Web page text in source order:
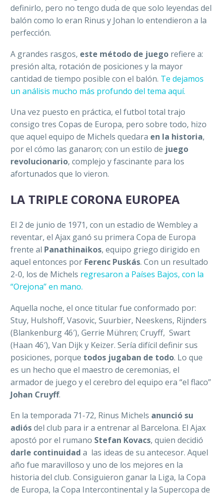
definirlo, pero no tengo duda de que solo leyendas del
balón como lo eran Rinus y Johan lo entendieron a la
perfección.
A grandes rasgos, este método de juego refiere a:
presión alta, rotación de posiciones y la mayor
cantidad de tiempo posible con el balón. Te dejamos
un análisis mucho más profundo del tema aquí.
Una vez puesto en práctica, el futbol total trajo
consigo tres Copas de Europa, pero sobre todo, hizo
que aquel equipo de Michels quedara en la historia,
por el cómo las ganaron; con un estilo de juego
revolucionario, complejo y fascinante para los
afortunados que lo vieron.
LA TRIPLE CORONA EUROPEA
El 2 de junio de 1971, con un estadio de Wembley a
reventar, el Ajax ganó su primera Copa de Europa
frente al Panathinaikos, equipo griego dirigido en
aquel entonces por Ferenc Puskás. Con un resultado
2-0, los de Michels regresaron a Países Bajos, con la
“Orejona” en mano.
Aquella noche, el once titular fue conformado por:
Stuy, Hulshoff, Vasovic, Suurbier, Neeskens, Rijnders
(Blankenburg 46′), Gerrie Mühren; Cruyff, Swart
(Haan 46′), Van Dijk y Keizer. Sería difícil definir sus
posiciones, porque todos jugaban de todo. Lo que
es un hecho que el maestro de ceremonias, el
armador de juego y el cerebro del equipo era “el flaco”
Johan Cruyff.
En la temporada 71-72, Rinus Michels anunció su
adiósdel club para ir a entrenar al Barcelona. El Ajax
apostó por el rumano Stefan Kovacs, quien decidió
darle continuidad a las ideas de su antecesor. Aquel
año fue maravilloso y uno de los mejores en la
historia del club. Consiguieron ganar la Liga, la Copa
de Europa, la Copa Intercontinental y la Supercopa de